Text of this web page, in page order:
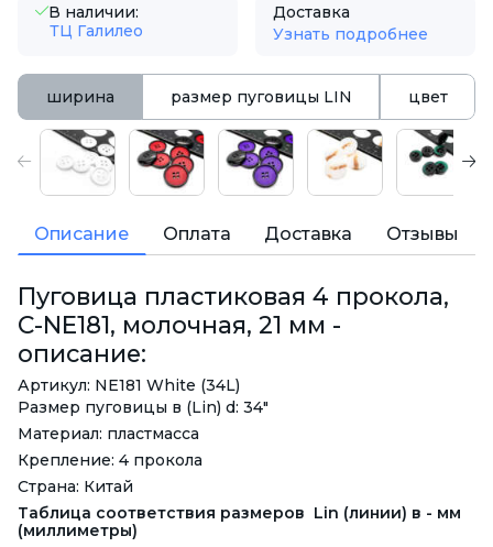
В наличии:
ТЦ Галилео
Доставка
Узнать подробнее
ширина размер пуговицы LIN цвет
Описание Оплата Доставка Отзывы
Пуговица пластиковая 4 прокола,
C-NE181, молочная, 21 мм -
описание:
Артикул: NE181 White (34L)
Размер пуговицы в (Lin) d: 34"
Материал: пластмасса
Крепление: 4 прокола
Страна: Китай
Таблица соответствия размеров Lin (линии) в - мм
(миллиметры)